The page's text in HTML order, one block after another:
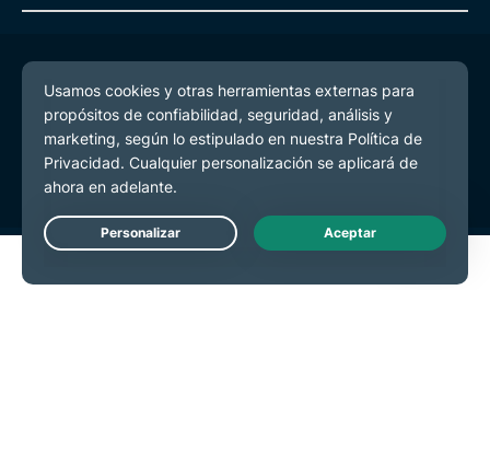
© 2026 ExpressVPN. Todos los derechos reservados.
Política de Privacidad
Términos de Servicio
Preferencias de cookies
Live Chat